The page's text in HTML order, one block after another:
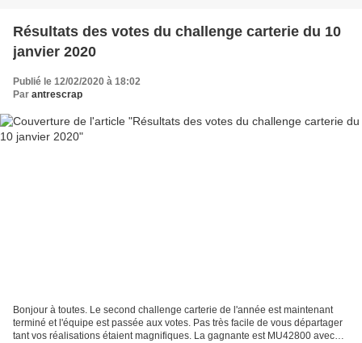
Résultats des votes du challenge carterie du 10
janvier 2020
Publié le 12/02/2020 à 18:02
Par antrescrap
Bonjour à toutes. Le second challenge carterie de l'année est maintenant
terminé et l'équipe est passée aux votes. Pas très facile de vous départager
tant vos réalisations étaient magnifiques. La gagnante est MU42800 avec